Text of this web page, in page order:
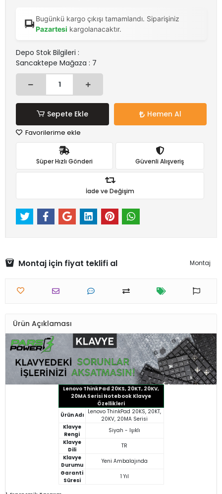
Bugünkü kargo çıkışı tamamlandı. Siparişiniz
Pazartesi kargolanacaktır.
Depo Stok Bilgileri :
Sancaktepe Mağaza : 7
Sepete Ekle Hemen Al
Favorilerime ekle
Süper Hızlı Gönderi Güvenli Alışveriş
İade ve Değişim
Montaj için fiyat teklifi al Montaj
Ürün Açıklaması
Lenovo ThinkPad 20KS, 20KT, 20KV,
20MA Serisi Notebook Klavye
Özellikleri
Ürün Adı
Lenovo ThinkPad 20KS, 20KT,
20KV, 20MA Serisi
Klavye
Rengi
Siyah - Işıklı
Klavye
Dili
TR
Klavye
Durumu
Yeni Ambalajında
Garanti
Süresi
1 Yıl